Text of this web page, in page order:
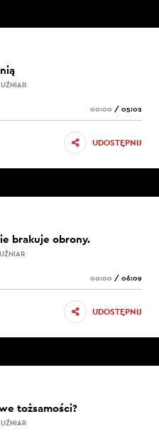
00:00 / 05:02
UDOSTĘPNIJ
brakuje obrony.
00:00 / 06:09
UDOSTĘPNIJ
tożsamości?